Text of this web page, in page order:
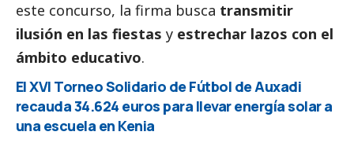
este concurso, la firma busca transmitir
ilusión en las fiestas y estrechar lazos con el
ámbito educativo.
El XVI Torneo Solidario de Fútbol de Auxadi
recauda 34.624 euros para llevar energía solar a
una escuela en Kenia